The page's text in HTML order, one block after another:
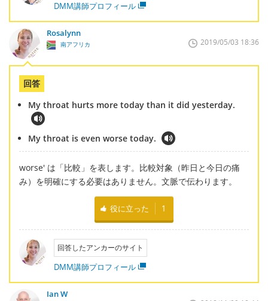
DMM講師プロフィール
Rosalynn
南アフリカ 2019/05/03 18:36
回答
My throat hurts more today than it did yesterday.
My throat is even worse today.
worse' は「比較」を表します。比較対象（昨日と今日の痛
み）を明確にする必要はありません。文脈で伝わります。
役に立った 1
回答したアンカーのサイト
DMM講師プロフィール
Ian W